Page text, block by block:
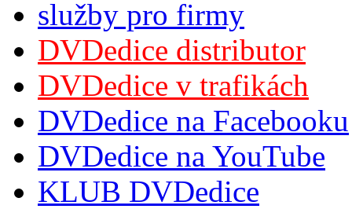
služby pro firmy
DVDedice distributor
DVDedice v trafikách
DVDedice na Facebooku
DVDedice na YouTube
KLUB DVDedice